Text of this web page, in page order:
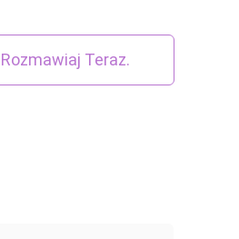
Rozmawiaj Teraz.